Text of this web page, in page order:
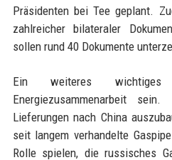
Präsidenten bei Tee geplant.
zahlreicher bilateraler
sollen rund 40 Dokumente
Ein weiteres
Energiezusammenarbeit
Lieferungen nach China
seit langem verhandelte
Rolle spielen, die russisches